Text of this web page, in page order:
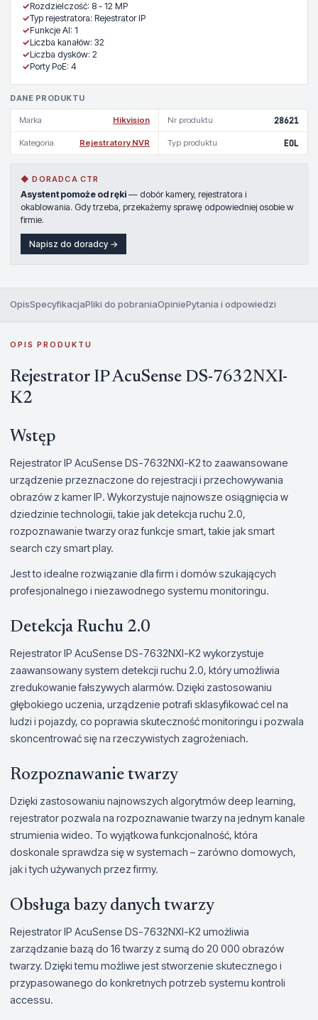
✓Rozdzielczość: 8 - 12 MP
✓Typ rejestratora: Rejestrator IP
✓Funkcje AI: 1
✓Liczba kanałów: 32
✓Liczba dysków: 2
✓Porty PoE: 4
DANE PRODUKTU
Marka Hikvision Nr produktu 28621
Kategoria Rejestratory NVR Typ produktu EOL
◆ DORADCA CTR
Asystent pomoże od ręki — dobór kamery, rejestratora i
okablowania. Gdy trzeba, przekażemy sprawę odpowiedniej osobie w
firmie.
Napisz do doradcy →
OpisSpecyfikacjaPliki do pobraniaOpiniePytania i odpowiedzi
OPIS PRODUKTU
Rejestrator IP AcuSense DS-7632NXI-
K2
Wstęp
Rejestrator IP AcuSense DS-7632NXI-K2 to zaawansowane
urządzenie przeznaczone do rejestracji i przechowywania
obrazów z kamer IP. Wykorzystuje najnowsze osiągnięcia w
dziedzinie technologii, takie jak detekcja ruchu 2.0,
rozpoznawanie twarzy oraz funkcje smart, takie jak smart
search czy smart play.
Jest to idealne rozwiązanie dla firm i domów szukających
profesjonalnego i niezawodnego systemu monitoringu.
Detekcja Ruchu 2.0
Rejestrator IP AcuSense DS-7632NXI-K2 wykorzystuje
zaawansowany system detekcji ruchu 2.0, który umożliwia
zredukowanie fałszywych alarmów. Dzięki zastosowaniu
głębokiego uczenia, urządzenie potrafi sklasyfikować cel na
ludzi i pojazdy, co poprawia skuteczność monitoringu i pozwala
skoncentrować się na rzeczywistych zagrożeniach.
Rozpoznawanie twarzy
Dzięki zastosowaniu najnowszych algorytmów deep learning,
rejestrator pozwala na rozpoznawanie twarzy na jednym kanale
strumienia wideo. To wyjątkowa funkcjonalność, która
doskonale sprawdza się w systemach – zarówno domowych,
jak i tych używanych przez firmy.
Obsługa bazy danych twarzy
Rejestrator IP AcuSense DS-7632NXI-K2 umożliwia
zarządzanie bazą do 16 twarzy z sumą do 20 000 obrazów
twarzy. Dzięki temu możliwe jest stworzenie skutecznego i
przypasowanego do konkretnych potrzeb systemu kontroli
accessu.